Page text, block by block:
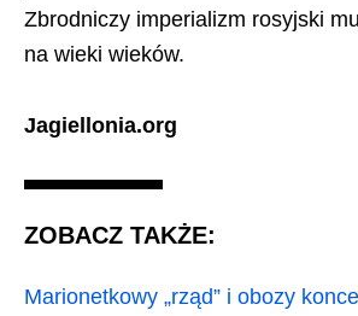
Zbrodniczy imperializm rosyjski
na wieki wieków.
Jagiellonia.org
ZOBACZ TAKŻE:
Marionetkowy „rząd” i obozy